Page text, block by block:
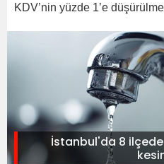
KDV’nin yüzde 1’e
İstanbul'da 8